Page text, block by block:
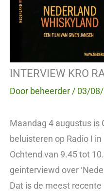
INTERVIEW KRO
Door beheerder/ 03/
Maandag 4 augustus is
beluisteren op Radio I
Ochtend van 9.45 tot
geinterviewd over
Dat is de meest